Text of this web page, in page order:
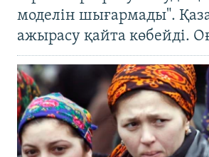
моделін шығармады".
ажырасу қайта көбейді.